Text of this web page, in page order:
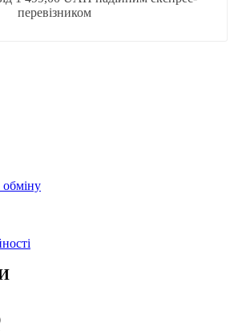
перевізником